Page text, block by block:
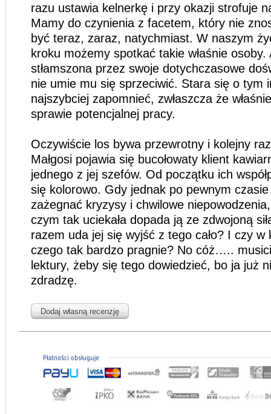
razu ustawia kelnerkę i przy okazji strofuje
Mamy do czynienia z facetem, który nie
być teraz, zaraz, natychmiast. W naszym
kroku możemy spotkać takie właśnie osoby.
stłamszona przez swoje dotychczasowe
nie umie mu się sprzeciwić. Stara się o tym
najszybciej zapomnieć, zwłaszcza że
sprawie potencjalnej pracy.
Oczywiście los bywa przewrotny i kolejny
Małgosi pojawia się bucołowaty klient
jednego z jej szefów. Od początku ich
się kolorowo. Gdy jednak po pewnym
zażegnać kryzysy i chwilowe
czym tak uciekała dopada ją ze zdwojoną
razem uda jej się wyjść z tego cało? I czy w
czego tak bardzo pragnie? No cóż…..
lektury, żeby się tego dowiedzieć, bo ja już
zdradzę.
Dodaj własną recenzję